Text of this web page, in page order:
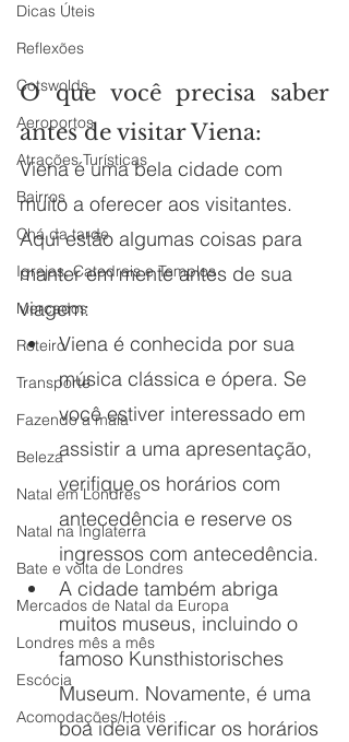
Dicas Úteis
Reflexões
Cotswolds
Aeroportos
Atrações Turísticas
Bairros
Chá da tarde
Igrejas, Catedrais e Templos
Mercados
Roteiro
Transporte
Fazendo a mala
Beleza
Natal em Londres
Natal na Inglaterra
Bate e volta de Londres
Mercados de Natal da Europa
Londres mês a mês
Escócia
Acomodações/Hotéis
O que você precisa saber
antes de visitar Viena:
Viena é uma bela cidade com
muito a oferecer aos visitantes.
Aqui estão algumas coisas para
manter em mente antes de sua
viagem:
Viena é conhecida por sua
música clássica e ópera. Se
você estiver interessado em
assistir a uma apresentação,
verifique os horários com
antecedência e reserve os
ingressos com antecedência.
A cidade também abriga
muitos museus, incluindo o
famoso Kunsthistorisches
Museum. Novamente, é uma
boa ideia verificar os horários